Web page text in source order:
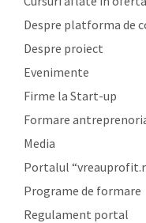
Despre platforma de
Despre proiect
Evenimente
Firme la Start-up
Formare
Media
Portalul
Programe de formare
Regulament portal